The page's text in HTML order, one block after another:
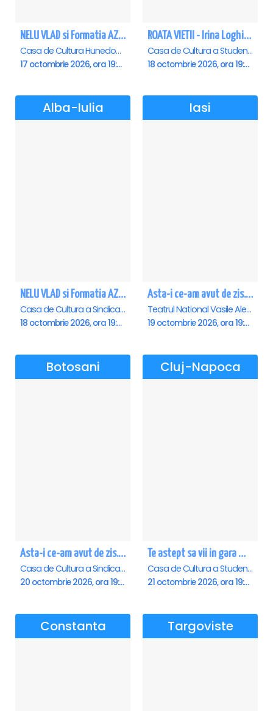
NELU VLAD si Formatia AZUR - Turneu Aniversar 50 de ani - Hunedoara
Casa de Cultura Hunedoara - Centrul Cultural Corviniana , Hunedoara
17 octombrie 2026, ora 19:30
ROATA VIETII - Irina Loghin și Maria Dragomiroiu - Cluj Napoca
Casa de Cultura a Studentilor Dumitru Farcas, Cluj-Napoca
18 octombrie 2026, ora 19:00
Alba-Iulia
NELU VLAD si Formatia AZUR - Turneu Aniversar 50 de ani - Alba Iulia
Casa de Cultura a Sindicatelor , Alba-Iulia
18 octombrie 2026, ora 19:30
Iasi
Asta-i ce-am avut de zis... - Horațiu Mălăele & Nicu Alifantis - Iasi
Teatrul National Vasile Alecsandri , Iasi
19 octombrie 2026, ora 19:00
Botosani
Asta-i ce-am avut de zis... - Horațiu Mălăele & Nicu Alifantis - Botosani
Casa de Cultura a Sindicatelor "Nicolae Iorga" , Botosani
20 octombrie 2026, ora 19:00
Cluj-Napoca
Te astept sa vii in gara mica - Mirabela Dauer & Gabriel Dorobantu - Cluj Napoca
Casa de Cultura a Studentilor Dumitru Farcas, Cluj-Napoca
21 octombrie 2026, ora 19:00
Constanta Targoviste